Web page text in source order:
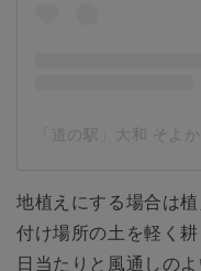
地植えにする場合は
付け場所の土を軽く
日当たりと風通しの